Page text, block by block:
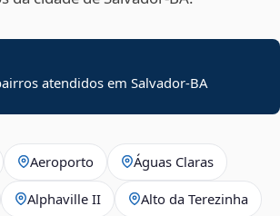
atendidos em Salvador-BA
Aeroporto Águas Claras
Alphaville II Alto da Terezinha